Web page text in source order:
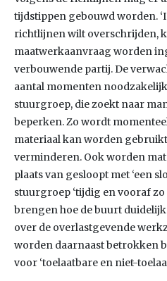
tijdstippen gebouwd worden.
richtlijnen wilt overschrijden,
maatwerkaanvraag worden
verbouwende partij. De
aantal momenten noodzakelijk
stuurgroep, die zoekt naar
beperken. Zo wordt
materiaal kan worden
verminderen. Ook worden
plaats van gesloopt met ‘een
stuurgroep ‘tijdig en vooraf
brengen hoe de buurt
over de overlastgevende
worden daarnaast betrokken
voor ‘toelaatbare en niet-